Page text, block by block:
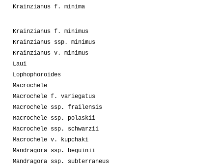
Krainzianus f. minima
Krainzianus f. minimus
Krainzianus ssp. minimus
Krainzianus v. minimus
Laui
Lophophoroides
Macrochele
Macrochele f. variegatus
Macrochele ssp. frailensis
Macrochele ssp. polaskii
Macrochele ssp. schwarzii
Macrochele v. kupchaki
Mandragora ssp. beguinii
Mandragora ssp. subterraneus